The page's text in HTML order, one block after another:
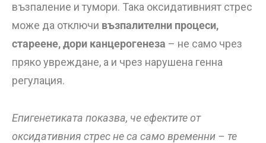
възпаление и тумори. Така оксидативният стрес
може да отключи възпалителни процеси,
стареене, дори канцерогенеза – не само чрез
пряко увреждане, а и чрез нарушена генна
регулация.
Епигенетиката показва, че ефектите от
оксидативния стрес не са само временни – те